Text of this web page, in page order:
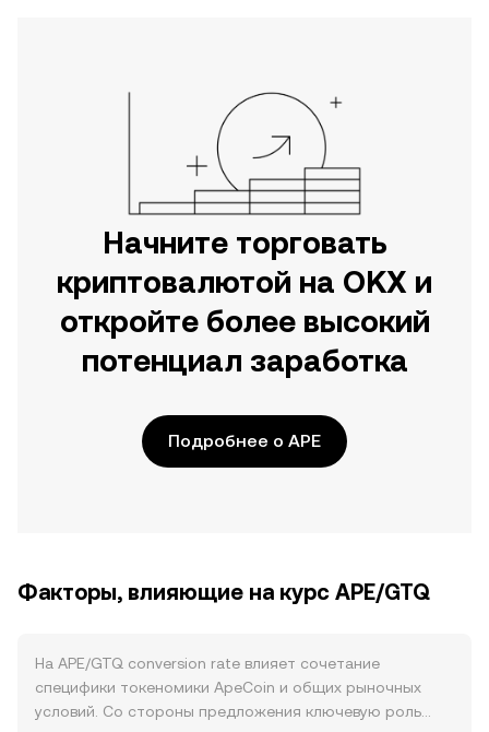
Начните торговать
криптовалютой на OKX и
откройте более высокий
потенциал заработка
Подробнее о APE
Факторы, влияющие на курс APE/GTQ
На APE/GTQ conversion rate влияет сочетание
специфики токеномики ApeCoin и общих рыночных
условий. Со стороны предложения ключевую роль